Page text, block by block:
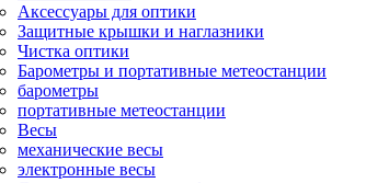
Аксессуары для оптики
Защитные крышки и наглазники
Чистка оптики
Барометры и портативные метеостанции
барометры
портативные метеостанции
Весы
механические весы
электронные весы